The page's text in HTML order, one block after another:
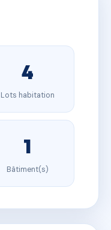
4
Lots habitation
1
Bâtiment(s)